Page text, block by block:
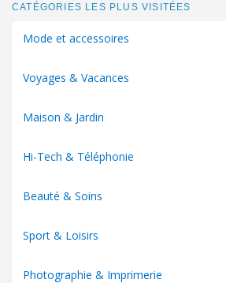
CATÉGORIES LES PLUS VISITÉES
Mode et accessoires
Voyages & Vacances
Maison & Jardin
Hi-Tech & Téléphonie
Beauté & Soins
Sport & Loisirs
Photographie & Imprimerie